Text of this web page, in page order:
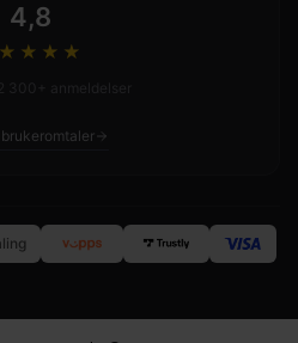
4,8
★